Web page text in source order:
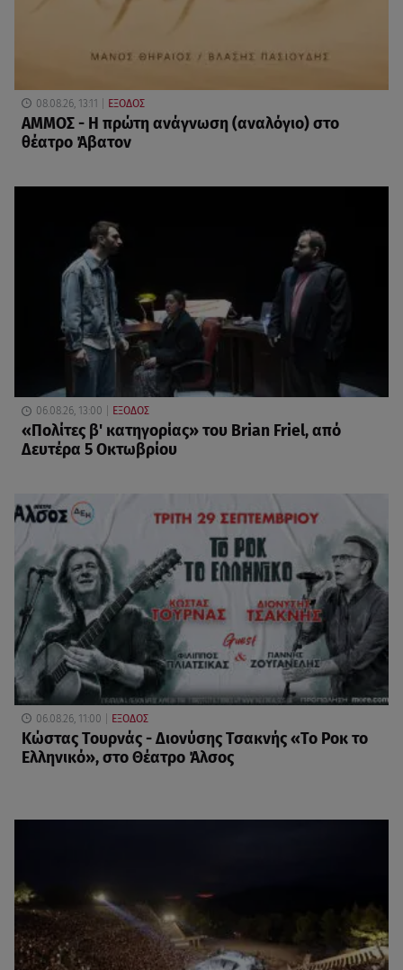
08.08.26, 13:11 ΕΞΟΔΟΣ
ΑΜΜΟΣ - Η πρώτη ανάγνωση (αναλόγιο) στο
θέατρο Άβατον
06.08.26, 13:00 ΕΞΟΔΟΣ
«Πολίτες β' κατηγορίας» του Brian Friel, από
Δευτέρα 5 Οκτωβρίου
06.08.26, 11:00 ΕΞΟΔΟΣ
Κώστας Τουρνάς - Διονύσης Τσακνής «Το Ροκ το
Ελληνικό», στο Θέατρο Άλσος